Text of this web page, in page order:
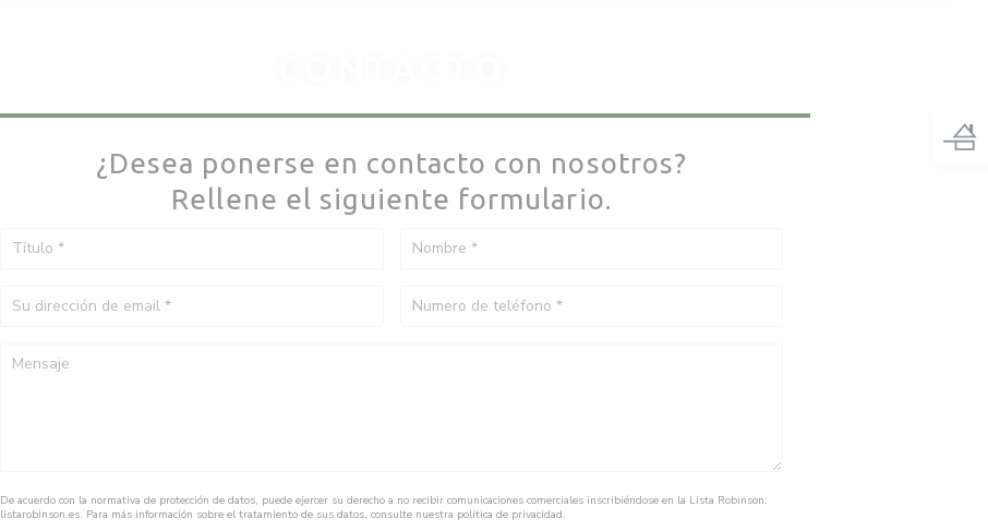
¿Desea ponerse en contacto con nosotros?
Rellene el siguiente formulario.
De acuerdo con la normativa de protección de datos, puede ejercer su derecho a no recibir comunicaciones comerciales inscribiéndose en la Lista Robinson:
listarobinson.es. Para más información sobre el tratamiento de sus datos, consulte nuestra política de privacidad.